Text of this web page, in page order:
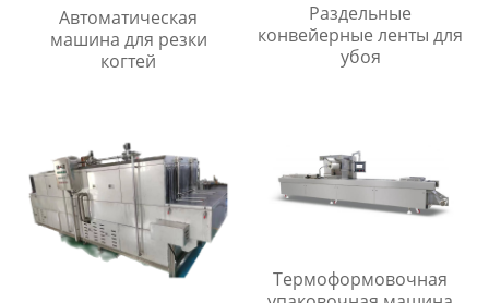
Автоматическая
машина для резки
когтей
Раздельные
конвейерные ленты для
убоя
Термоформовочная